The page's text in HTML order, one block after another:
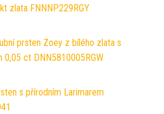
zlata FNNNP229RGY
prsten Zoey z bílého zlata s
0,05 ct DNN5810005RGW
s přírodním Larimarem